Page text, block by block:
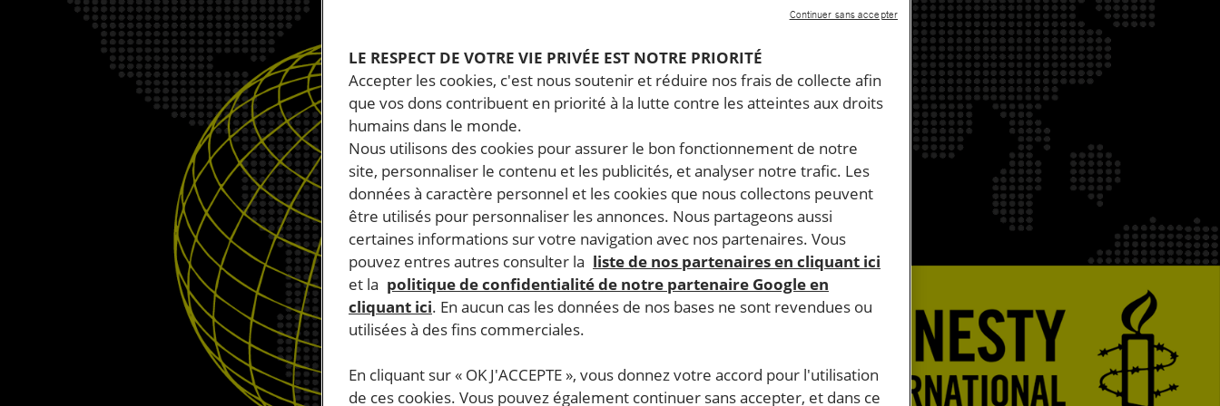
LE RESPECT DE VOTRE VIE PRIVÉE EST NOTRE PRIORITÉ
Accepter les cookies, c'est nous soutenir et réduire nos frais de collecte afin
que vos dons contribuent en priorité à la lutte contre les atteintes aux droits
humains dans le monde.
Nous utilisons des cookies pour assurer le bon fonctionnement de notre
site, personnaliser le contenu et les publicités, et analyser notre trafic. Les
données à caractère personnel et les cookies que nous collectons peuvent
être utilisés pour personnaliser les annonces. Nous partageons aussi
certaines informations sur votre navigation avec nos partenaires. Vous
pouvez entres autres consulter la liste de nos partenaires en cliquant ici
et la politique de confidentialité de notre partenaire Google en
cliquant ici. En aucun cas les données de nos bases ne sont revendues ou
utilisées à des fins commerciales.
En cliquant sur « OK J'ACCEPTE », vous donnez votre accord pour l'utilisation
de ces cookies. Vous pouvez également continuer sans accepter, et dans ce
Continuer sans accepter